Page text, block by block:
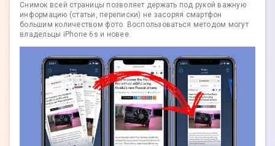
Снимок всей страницы позволяет держать под рукой важную
информацию (статьи, переписки) не засоряя смартфон
большим количеством фото. Воспользоваться методом могут
владельцы iPhone 6s и новее.